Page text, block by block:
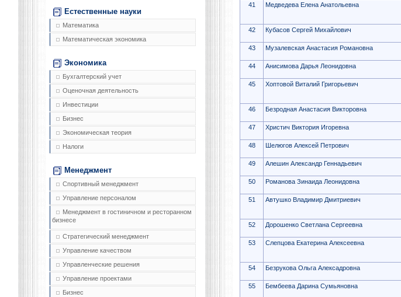
Естественные науки
Математика
Математическая экономика
Экономика
Бухгалтерский учет
Оценочная деятельность
Инвестиции
Бизнес
Экономическая теория
Налоги
Менеджмент
Спортивный менеджмент
Управление персоналом
Менеджмент в гостиничном и ресторанном
бизнесе
Стратегический менеджмент
Управление качеством
Управленческие решения
Управление проектами
Бизнес
41
Медведева Елена Анатольевна
42
Кубасов Сергей Михайлович
43
Музалевская Анастасия Романовна
44
Анисимова Дарья Леонидовна
45
Хоптовой Виталий Григорьевич
46
Безродная Анастасия Викторовна
47
Христич Виктория Игоревна
48
Шелюгов Алексей Петрович
49
Алешин Александр Геннадьевич
50
Романова Зинаида Леонидовна
51
Автушко Владимир Дмитриевич
52
Дорошенко Светлана Сергеевна
53
Слепцова Екатерина Алексеевна
54
Безрукова Ольга Алексадровна
55
Бембеева Дарина Сумьяновна